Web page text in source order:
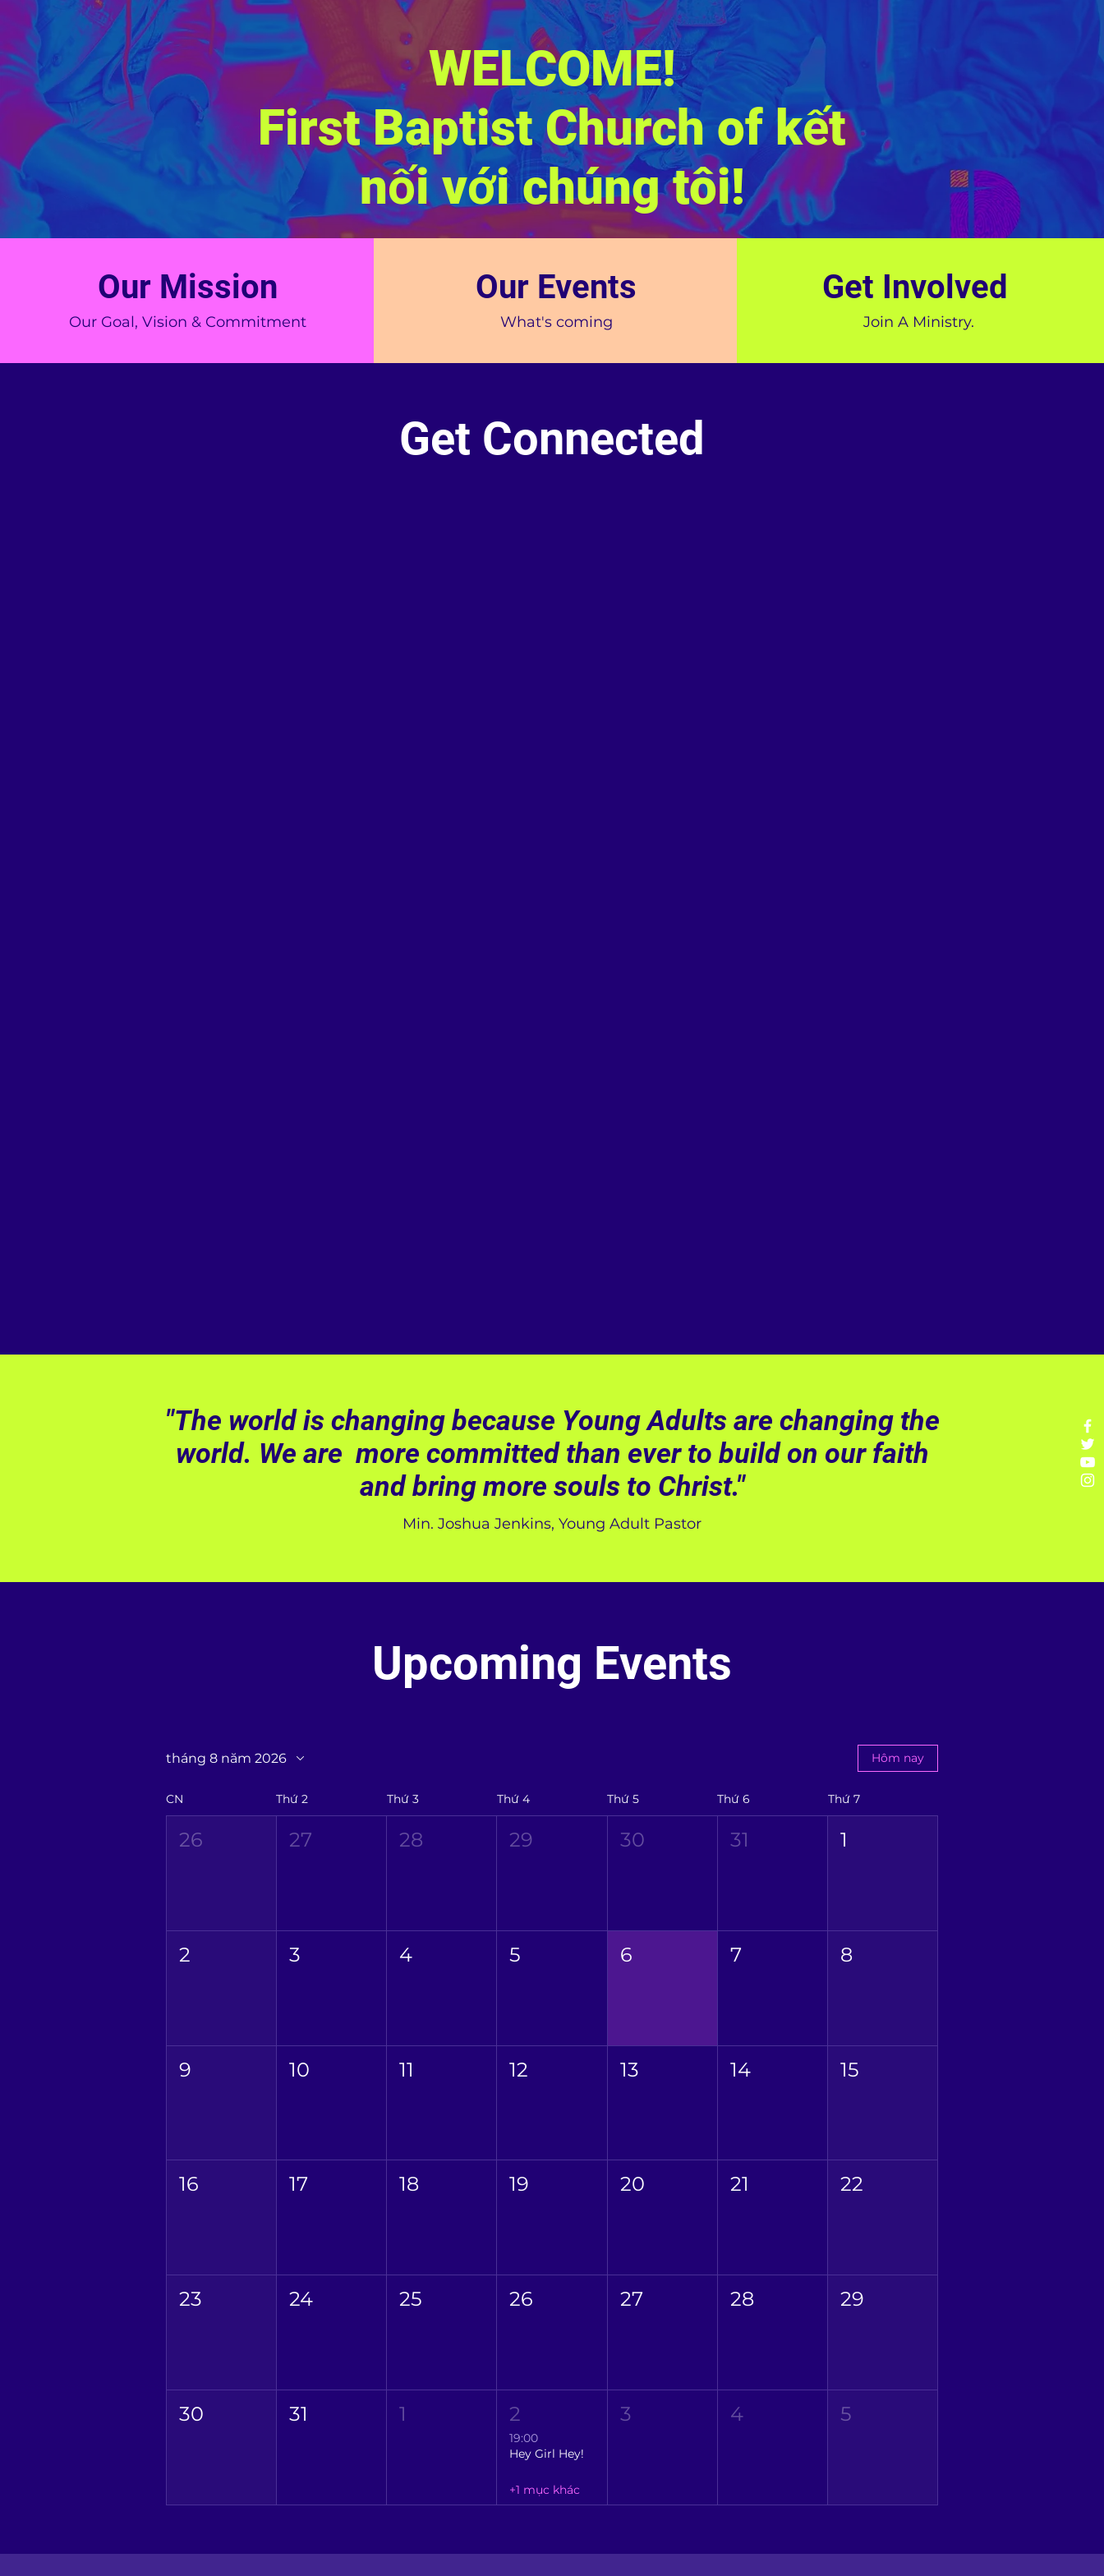
WELCOME!
First Baptist Church ofkết
nối với chúng tôi!
Our Mission
Our Goal, Vision & Commitment
Our Events
What's coming
Get Involved
Join A Ministry.
Get Connected
"The world is changing because Young Adults are changing the
world. We are more committed than ever to build on our faith
and bring more souls to Christ."
Min. Joshua Jenkins, Young Adult Pastor
Upcoming Events
tháng 8 năm 2026 Hôm nay
CN Thứ 2 Thứ 3 Thứ 4 Thứ 5 Thứ 6 Thứ 7
26 27 28 29 30 31 1
2 3 4 5 6 7 8
9 10 11 12 13 14 15
16 17 18 19 20 21 22
23 24 25 26 27 28 29
30 31 1 2
19:00
Hey Girl Hey!
+1 mục khác
3 4 5